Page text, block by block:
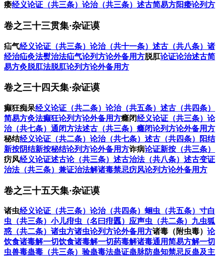
痿经义论证（共三条） 论治（共三条） 述古简易方阳痿论列方
卷之三十三贯集·杂证谟
疝气经义论证（共三条） 论治（共十一条） 述古（共八条） 诸
经治疝灸法熨治法疝气论列方论外备用方脱肛论证论治述古简
易方灸脱肛法脱肛论列方论外备用方
卷之三十四天集·杂证谟
癫狂痴呆经义论证（共二条） 论治（共五条） 述古（共四条）
简易方灸法癫狂论列方论外备用方癃闭经义论证（共三条） 论
治（共七条） 通闭方法述古（共三条）癃闭论列方论外备用方
秘结经义论证（共二条） 论治（共七条） 述古（共四条）
阳结
新按阴结新按秘结论列方论外备用方诈病论证新按（共三条）
疠风经义论证述古论（共三条） 述古治法（共八条） 述古变证
治法（共三条） 兼证治法解诸毒禁忌疠风论列方论外备用方
卷之三十五天集·杂证谟
诸虫经义论证（共三条） 论治（共四条） 蛔虫（共五条） 寸白
虫（共三条） 小儿疳虫（名曰疳䘌） 应声虫（共二条） 九虫狐
惑（共二条） 诸虫方诸虫论列方论外备用方诸毒（附虫毒） 论
饮食诸毒解一切饮食诸毒解一切药毒解诸毒通用简易方解一切
虫兽毒蛊毒（共三条） 验蛊毒法蛊证蛊脉防蛊知禁忌反蛊及主